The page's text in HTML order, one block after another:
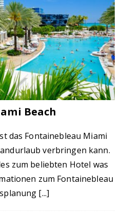
Beach
das Fontainebleau Miami
verbringen kann.
zum beliebten Hotel was
zum Fontainebleau
[...]